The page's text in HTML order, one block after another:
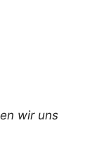
wir uns